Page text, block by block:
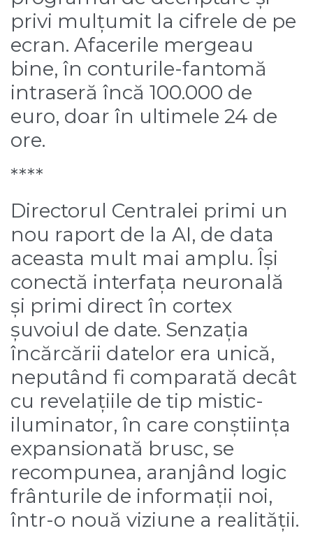
privi mulțumit la cifrele de pe
ecran. Afacerile mergeau
bine, în conturile-fantomă
intraseră încă 100.000 de
euro, doar în ultimele 24 de
ore.
****
Directorul Centralei primi un
nou raport de la AI, de data
aceasta mult mai amplu. Își
conectă interfața neuronală
și primi direct în cortex
șuvoiul de date. Senzația
încărcării datelor era unică,
neputând fi comparată decât
cu revelațiile de tip mistic-
iluminator, în care conștiința
expansionată brusc, se
recompunea, aranjând logic
frânturile de informații noi,
într-o nouă viziune a realității.